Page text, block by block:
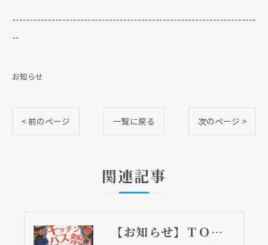
--------------------------------------------------------------------
--
お知らせ
< 前のページ 一覧に戻る 次のページ >
関連記事
【お知らせ】ＴＯＴＯ株式会社関西支社主催のお得なイベントのご紹介